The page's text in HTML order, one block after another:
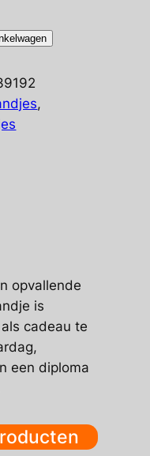
opvallende
is
cadeau te
een diploma